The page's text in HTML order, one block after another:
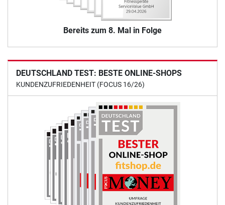
Bereits zum 8. Mal in Folge
DEUTSCHLAND TEST: BESTE ONLINE-SHOPS
KUNDENZUFRIEDENHEIT (FOCUS 16/26)